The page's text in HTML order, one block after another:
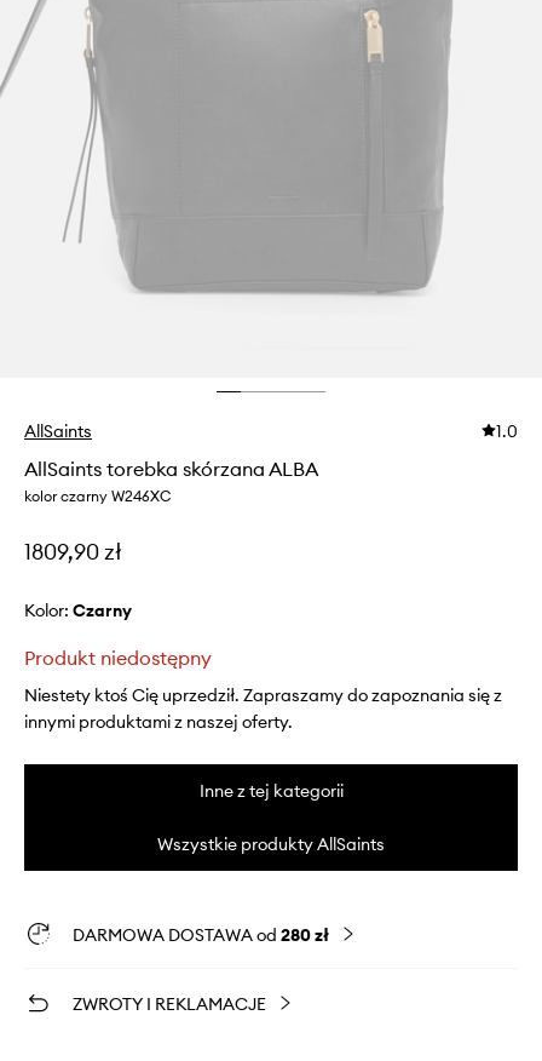
AllSaints 1.0
AllSaints torebka skórzana ALBA
kolor czarny W246XC
1809,90 zł
Kolor: czarny
Produkt niedostępny
Niestety ktoś Cię uprzedził. Zapraszamy do zapoznania się z
innymi produktami z naszej oferty.
Inne z tej kategorii
Wszystkie produkty AllSaints
DARMOWA DOSTAWA od 280 zł
ZWROTY I REKLAMACJE